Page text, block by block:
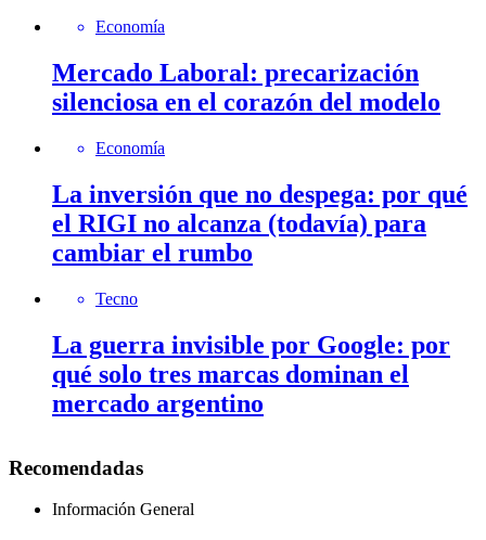
Economía
Mercado Laboral: precarización
silenciosa en el corazón del modelo
Economía
La inversión que no despega: por qué
el RIGI no alcanza (todavía) para
cambiar el rumbo
Tecno
La guerra invisible por Google: por
qué solo tres marcas dominan el
mercado argentino
Recomendadas
Información General